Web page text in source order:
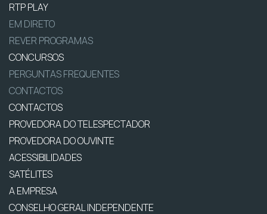
RTP PLAY
EM DIRETO
REVER PROGRAMAS
CONCURSOS
PERGUNTAS FREQUENTES
CONTACTOS
CONTACTOS
PROVEDORA DO TELESPECTADOR
PROVEDORA DO OUVINTE
ACESSIBILIDADES
SATÉLITES
A EMPRESA
CONSELHO GERAL INDEPENDENTE